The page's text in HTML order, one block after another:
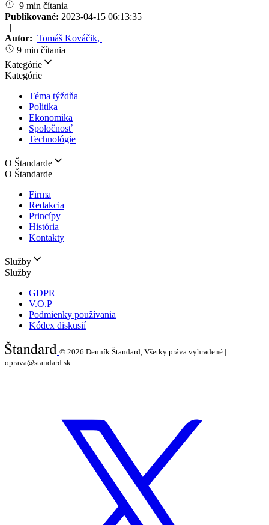
9 min čítania
Publikované: 2023-04-15 06:13:35
|
Autor: Tomáš Kováčik,
9 min čítania
Kategórie
Kategórie
Téma týždňa
Politika
Ekonomika
Spoločnosť
Technológie
O Štandarde
O Štandarde
Firma
Redakcia
Princípy
História
Kontakty
Služby
Služby
GDPR
V.O.P
Podmienky používania
Kódex diskusií
© 2026 Denník Štandard, Všetky práva vyhradené |
oprava@standard.sk